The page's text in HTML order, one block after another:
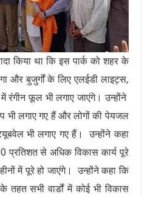
किया था कि इस पार्क को शहर के
और बुजुर्गों के लिए एलईडी लाइट्स,
रंगीन फूल भी लगाए जाएंगे। उन्होंने
भी लगाए गए हैं और लोगों की पेयजल
भी लगाए गए हैं। उन्होंने कहा
प्रतिशत से अधिक विकास कार्य पूरे
में पूरे हो जाएंगे। उन्होंने कहा कि
के तहत सभी वार्डों में कोई भी विकास